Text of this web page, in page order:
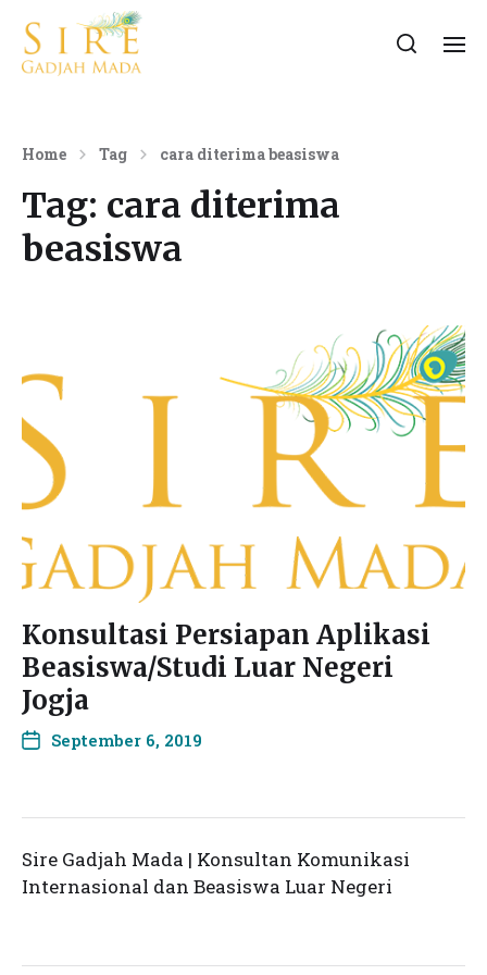
Home Tag cara diterima beasiswa
Tag: cara diterima
beasiswa
Konsultasi Persiapan Aplikasi
Beasiswa/Studi Luar Negeri
Jogja
September 6, 2019
Sire Gadjah Mada | Konsultan Komunikasi
Internasional dan Beasiswa Luar Negeri